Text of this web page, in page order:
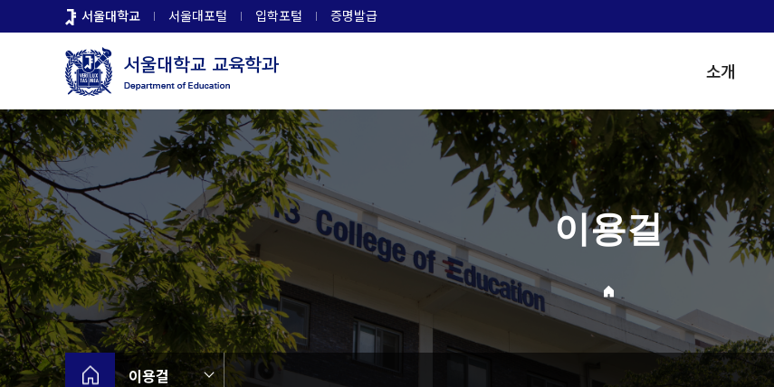
로
뉴
서울대학교 서울대포털 입학포털 증명발급
소개
이용걸
이용걸